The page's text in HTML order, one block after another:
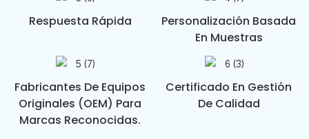
Respuesta Rápida
Personalización Basada
En Muestras
Fabricantes De Equipos
Originales (OEM) Para
Marcas Reconocidas.
Certificado En Gestión
De Calidad